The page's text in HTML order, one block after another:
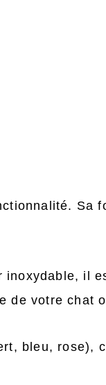
Sa
il
de votre chat
bleu, rose),